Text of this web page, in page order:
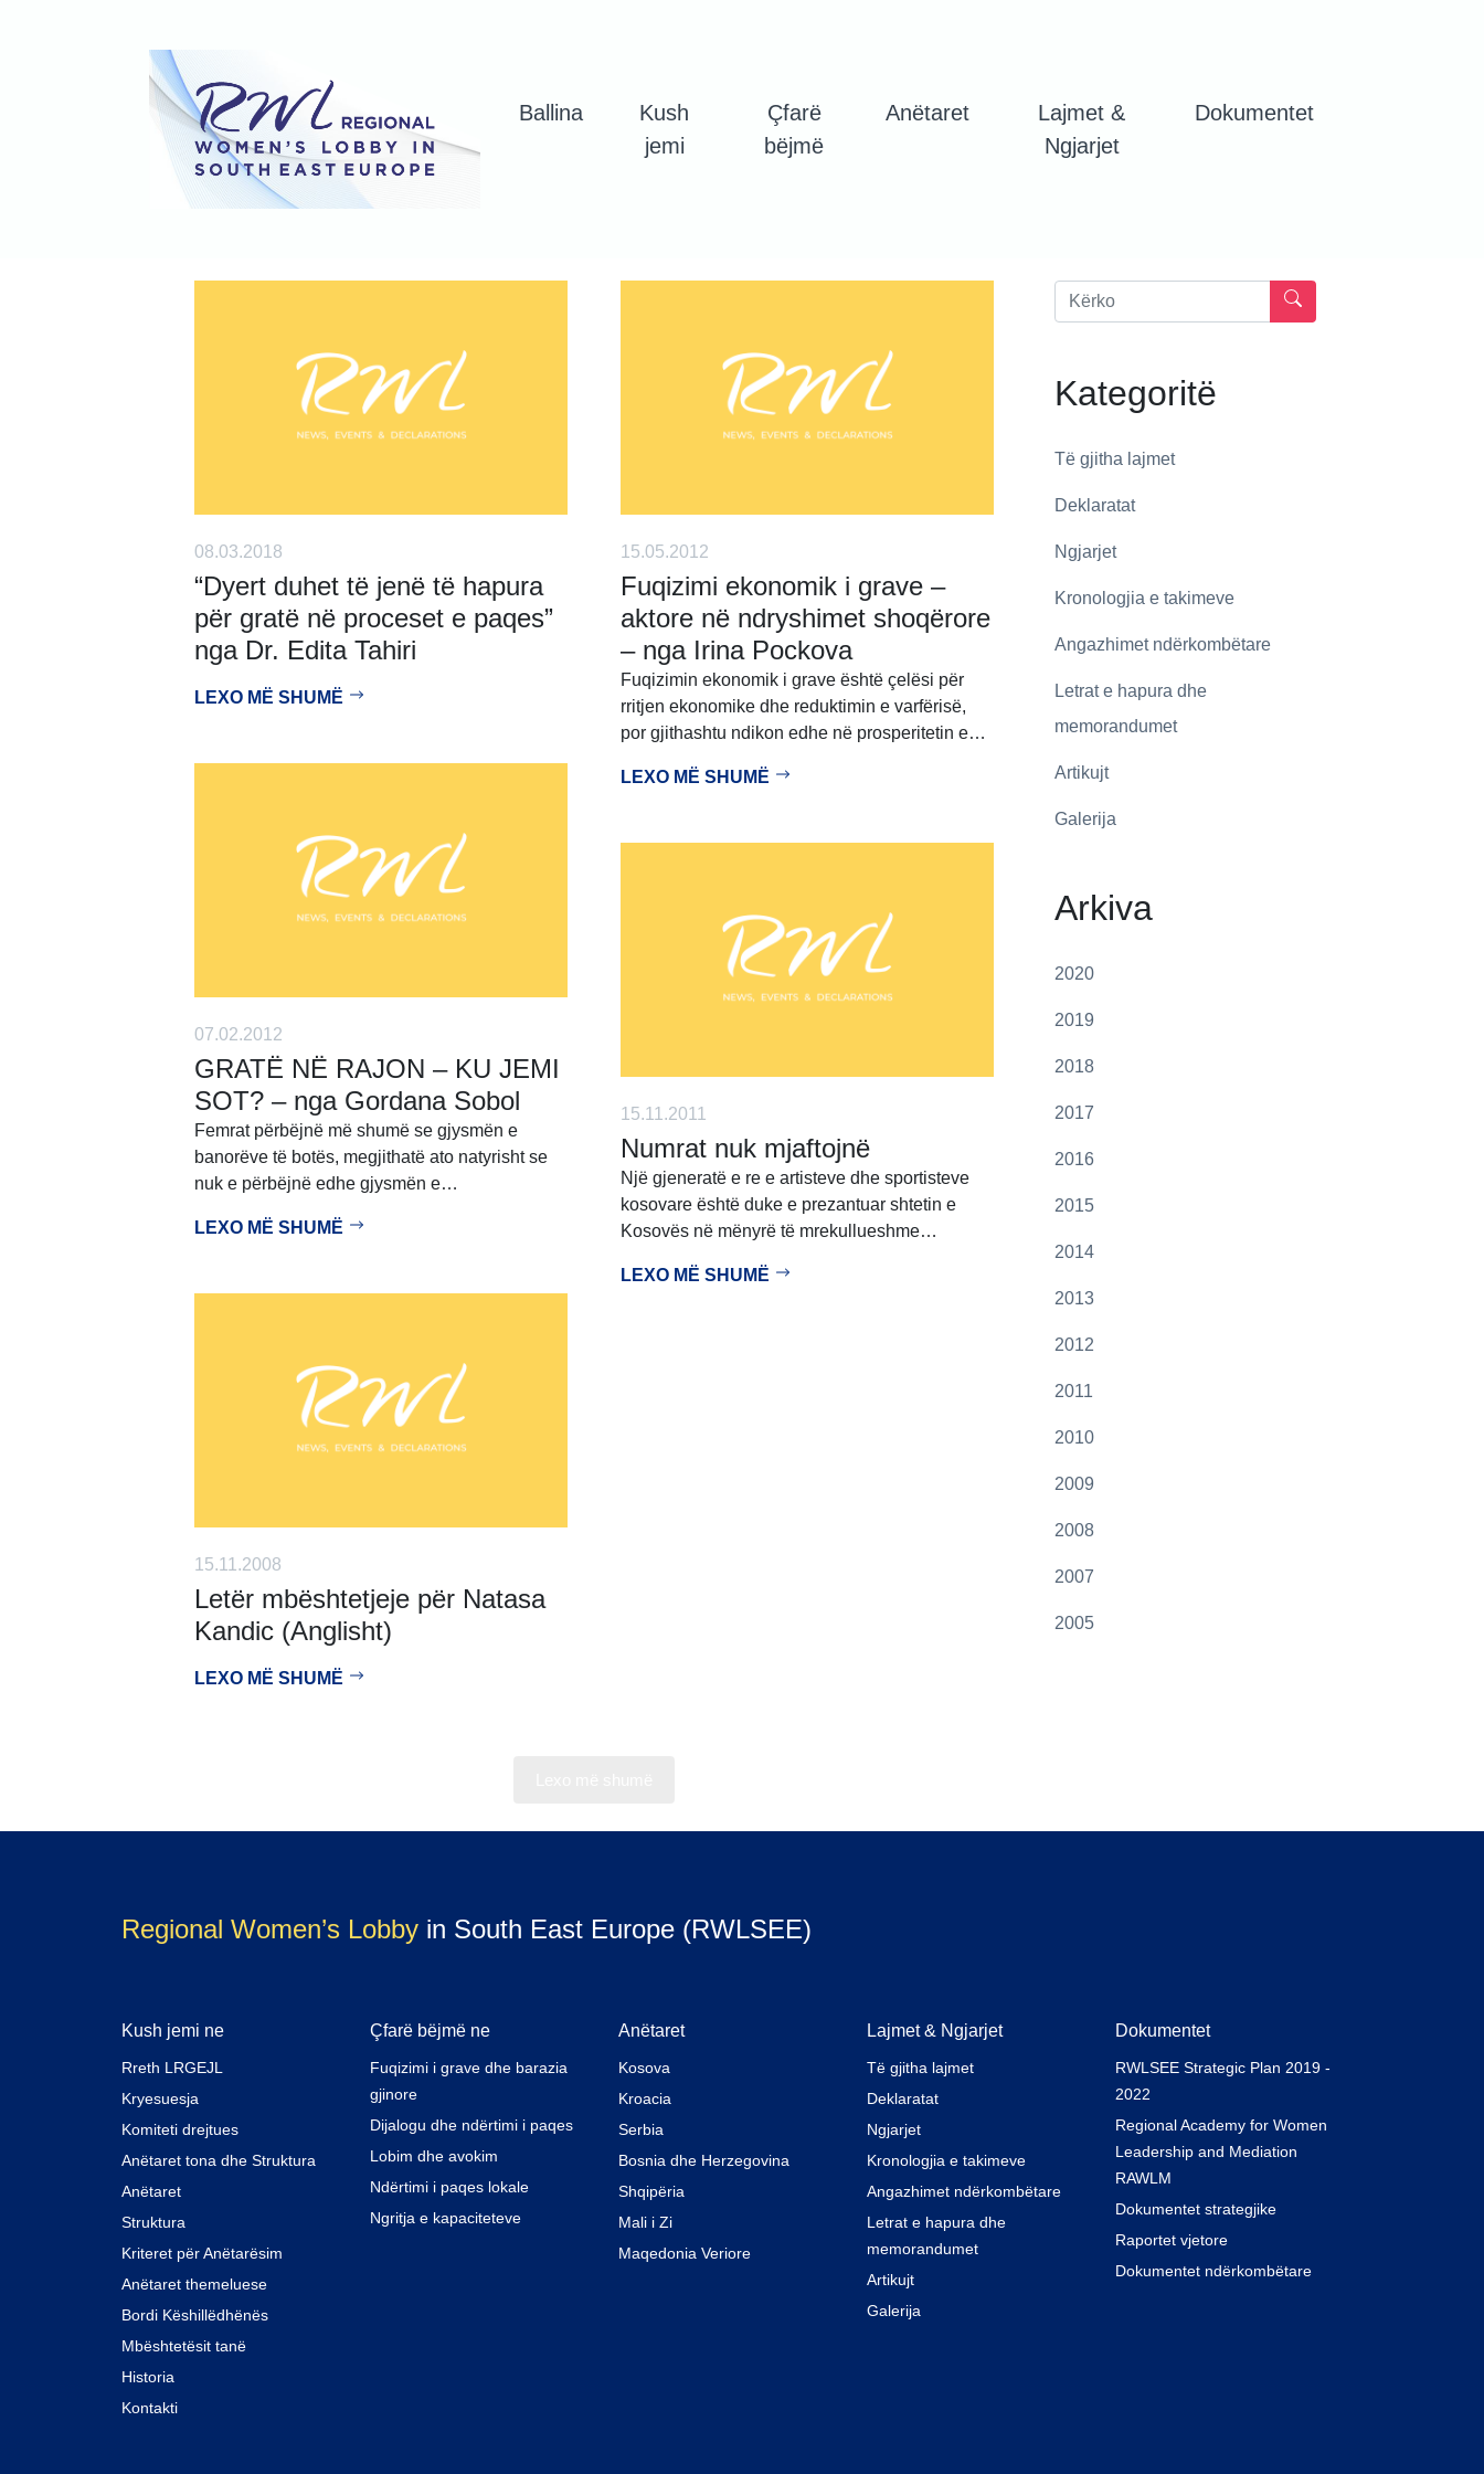
Ballina
Kush
jemi
Çfarë
bëjmë
Anëtaret
Lajmet &
Ngjarjet
Dokumentet
08.03.2018
“Dyert duhet të jenë të hapura
për gratë në proceset e paqes”
nga Dr. Edita Tahiri
LEXO MË SHUMË
15.05.2012
Fuqizimi ekonomik i grave –
aktore në ndryshimet shoqërore
– nga Irina Pockova
Fuqizimin ekonomik i grave është çelësi për
rritjen ekonomike dhe reduktimin e varfërisë,
por gjithashtu ndikon edhe në prosperitetin e…
LEXO MË SHUMË
07.02.2012
GRATË NË RAJON – KU JEMI
SOT? – nga Gordana Sobol
Femrat përbëjnë më shumë se gjysmën e
banorëve të botës, megjithatë ato natyrisht se
nuk e përbëjnë edhe gjysmën e…
LEXO MË SHUMË
15.11.2011
Numrat nuk mjaftojnë
Një gjeneratë e re e artisteve dhe sportisteve
kosovare është duke e prezantuar shtetin e
Kosovës në mënyrë të mrekullueshme…
LEXO MË SHUMË
15.11.2008
Letër mbështetjeje për Natasa
Kandic (Anglisht)
LEXO MË SHUMË
Kategoritë
Të gjitha lajmet
Deklaratat
Ngjarjet
Kronologjia e takimeve
Angazhimet ndërkombëtare
Letrat e hapura dhe
memorandumet
Artikujt
Galerija
Arkiva
2020
2019
2018
2017
2016
2015
2014
2013
2012
2011
2010
2009
2008
2007
2005
Regional Women’s Lobbyin South East Europe (RWLSEE)
Kush jemi ne
Rreth LRGEJL
Kryesuesja
Komiteti drejtues
Anëtaret tona dhe Struktura
Anëtaret
Struktura
Kriteret për Anëtarësim
Anëtaret themeluese
Bordi Këshillëdhënës
Mbështetësit tanë
Historia
Kontakti
Çfarë bëjmë ne
Fuqizimi i grave dhe barazia
gjinore
Dijalogu dhe ndërtimi i paqes
Lobim dhe avokim
Ndërtimi i paqes lokale
Ngritja e kapaciteteve
Anëtaret
Kosova
Kroacia
Serbia
Bosnia dhe Herzegovina
Shqipëria
Mali i Zi
Maqedonia Veriore
Lajmet & Ngjarjet
Të gjitha lajmet
Deklaratat
Ngjarjet
Kronologjia e takimeve
Angazhimet ndërkombëtare
Letrat e hapura dhe
memorandumet
Artikujt
Galerija
Dokumentet
RWLSEE Strategic Plan 2019 -
2022
Regional Academy for Women
Leadership and Mediation
RAWLM
Dokumentet strategjike
Raportet vjetore
Dokumentet ndërkombëtare